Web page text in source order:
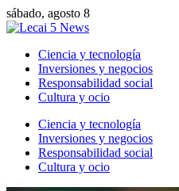
sábado, agosto 8
Ciencia y tecnología
Inversiones y negocios
Responsabilidad social
Cultura y ocio
Ciencia y tecnología
Inversiones y negocios
Responsabilidad social
Cultura y ocio